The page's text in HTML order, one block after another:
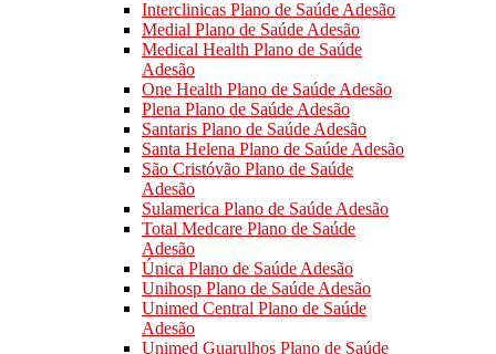
Interclinicas Plano de Saúde Adesão
Medial Plano de Saúde Adesão
Medical Health Plano de Saúde
Adesão
One Health Plano de Saúde Adesão
Plena Plano de Saúde Adesão
Santaris Plano de Saúde Adesão
Santa Helena Plano de Saúde Adesão
São Cristóvão Plano de Saúde
Adesão
Sulamerica Plano de Saúde Adesão
Total Medcare Plano de Saúde
Adesão
Única Plano de Saúde Adesão
Unihosp Plano de Saúde Adesão
Unimed Central Plano de Saúde
Adesão
Unimed Guarulhos Plano de Saúde